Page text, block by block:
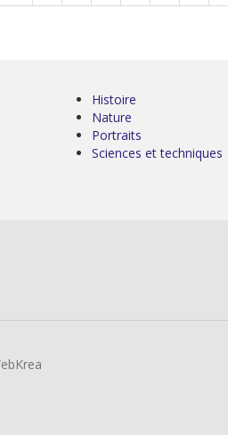
Histoire
Nature
Portraits
Sciences et techniques